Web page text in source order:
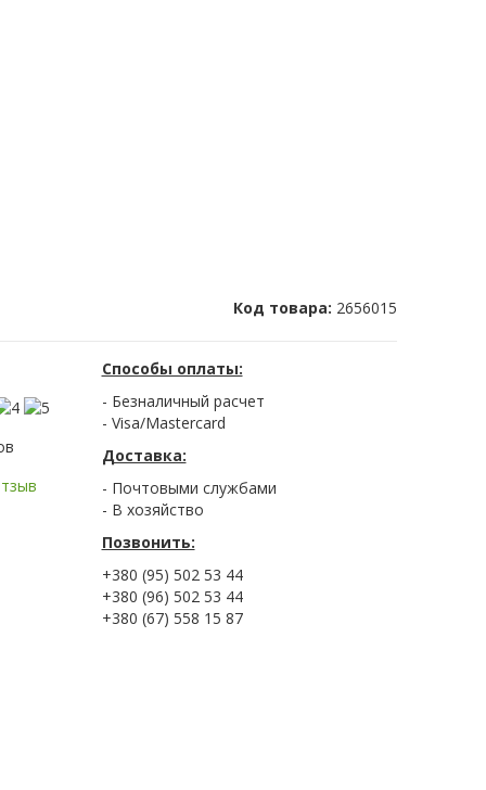
Код товара: 2656015
Способы оплаты:
- Безналичный расчет
- Visa/Mastercard
Доставка:
- Почтовыми службами
- В хозяйство
Позвонить:
+380 (95) 502 53 44
+380 (96) 502 53 44
+380 (67) 558 15 87